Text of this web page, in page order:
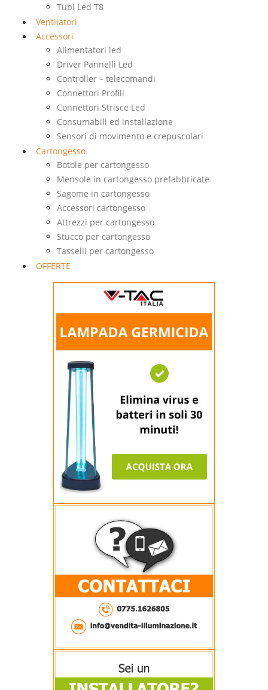
Tubi Led T8
Ventilatori
Accessori
Alimentatori led
Driver Pannelli Led
Controller – telecomandi
Connettori Profili
Connettori Strisce Led
Consumabili ed installazione
Sensori di movimento e crepuscolari
Cartongesso
Botole per cartongesso
Mensole in cartongesso prefabbricate
Sagome in cartongesso
Accessori cartongesso
Attrezzi per cartongesso
Stucco per cartongesso
Tasselli per cartongesso
OFFERTE